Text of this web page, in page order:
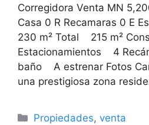
Corregidora Venta MN
Casa 0 R Recamaras 0 E
230 m² Total 215 m²
Estacionamientos 4
baño A estrenar Fotos
una prestigiosa zona
Propiedades,venta